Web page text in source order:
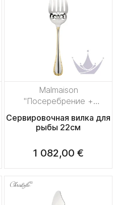
Malmaison
"Посеребрение +
Сервировочная вилка для
рыбы 22см
1 082,00 €